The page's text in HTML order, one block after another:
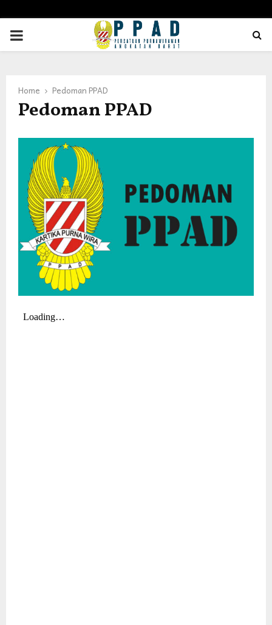
PRIMARY
Home Pedoman PPAD
Pedoman PPAD